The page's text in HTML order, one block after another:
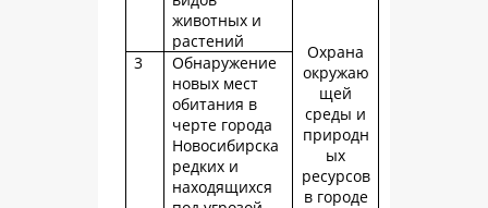
Охрана
окружаю
щей
среды и
природн
ых
ресурсов
в городе
животных и
растений
3
Обнаружение
новых мест
обитания в
черте города
Новосибирска
редких и
находящихся